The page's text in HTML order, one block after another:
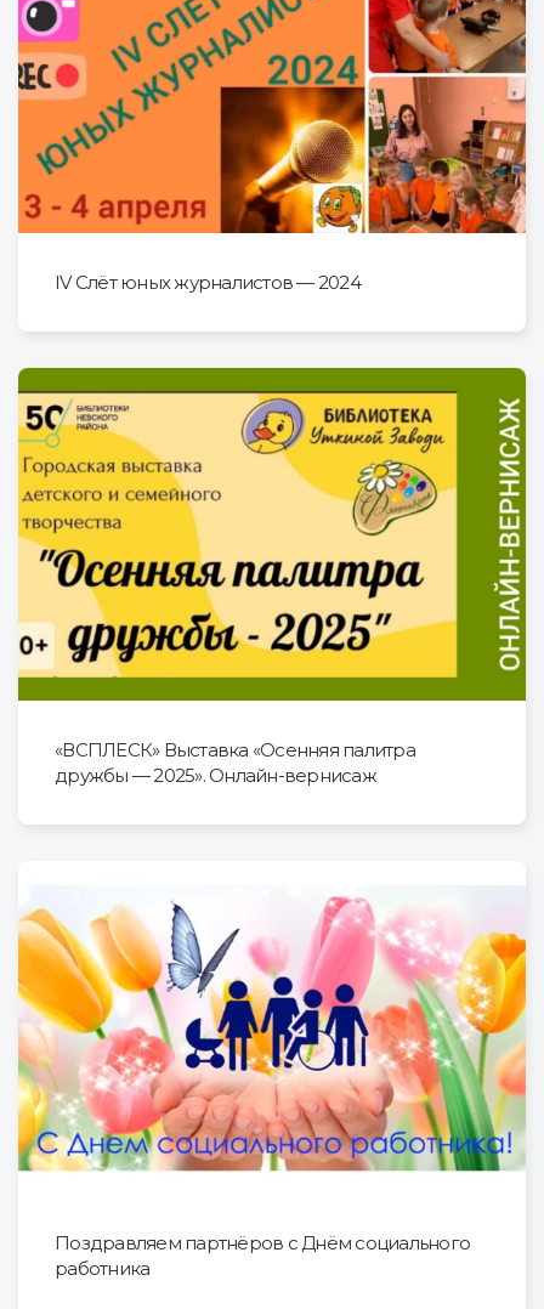
IV Cлёт юных журналистов — 2024
«ВСПЛЕСК» Выставка «Осенняя палитра
дружбы — 2025». Онлайн-вернисаж
Поздравляем партнёров с Днём социального
работника